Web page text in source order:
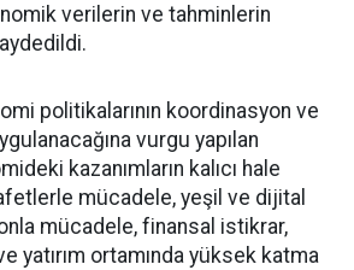
verilerin ve tahminlerin
politikalarının koordinasyon ve
vurgu yapılan
kazanımların kalıcı hale
mücadele, yeşil ve dijital
mücadele, finansal istikrar,
yatırım ortamında yüksek katma